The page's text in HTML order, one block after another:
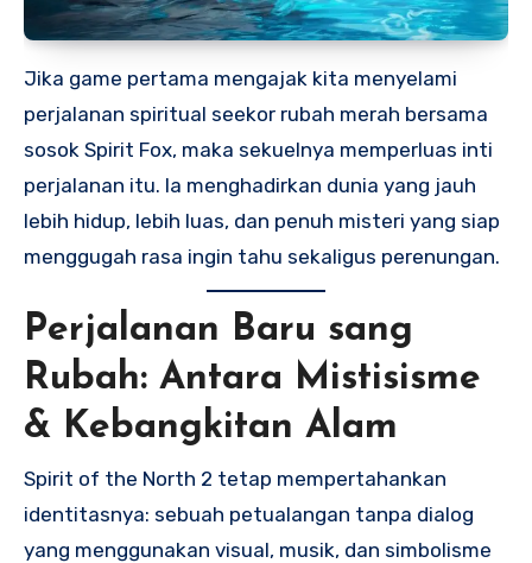
Jika game pertama mengajak kita menyelami
perjalanan spiritual seekor rubah merah bersama
sosok Spirit Fox, maka sekuelnya memperluas inti
perjalanan itu. Ia menghadirkan dunia yang jauh
lebih hidup, lebih luas, dan penuh misteri yang siap
menggugah rasa ingin tahu sekaligus perenungan.
Perjalanan Baru sang
Rubah: Antara Mistisisme
& Kebangkitan Alam
Spirit of the North 2 tetap mempertahankan
identitasnya: sebuah petualangan tanpa dialog
yang menggunakan visual, musik, dan simbolisme